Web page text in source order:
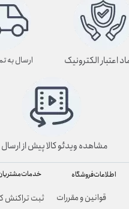
خدمات
ثبت تراکنش
اطلاعات فروشگاه
قوانین و مقررات
ارسال به اعتبار الکترونیک
مشاهده ویدئو کالا پیش از ارسال